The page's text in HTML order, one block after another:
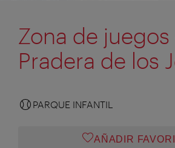
Zona de juegos
Pradera de los
PARQUE INFANTIL
AÑADIR